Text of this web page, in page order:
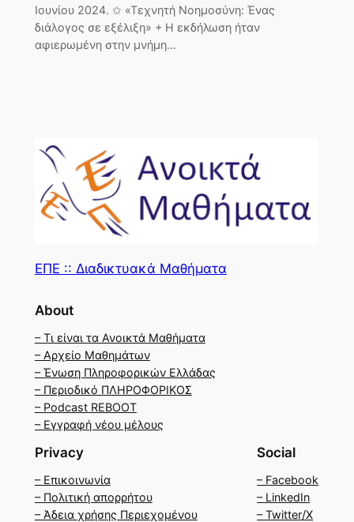
Ιουνίου 2024. ✩ «Τεχνητή Νοημοσύνη: Ένας
διάλογος σε εξέλιξη» + Η εκδήλωση ήταν
αφιερωμένη στην μνήμη…
ΕΠΕ :: Διαδικτυακά Μαθήματα
About
– Τι είναι τα Ανοικτά Μαθήματα
– Αρχείο Μαθημάτων
– Ένωση Πληροφορικών Ελλάδας
– Περιοδικό ΠΛΗΡΟΦΟΡΙΚΟΣ
– Podcast REBOOT
– Εγγραφή νέου μέλους
Privacy
– Επικοινωνία
– Πολιτική απορρήτου
– Άδεια χρήσης Περιεχομένου
Social
– Facebook
– LinkedIn
– Twitter/X